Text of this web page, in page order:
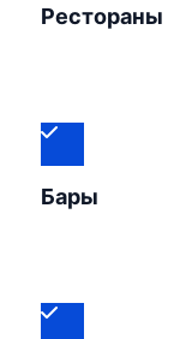
Рестораны
Бары